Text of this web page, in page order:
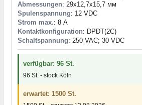
Abmessungen: 29x12,7x15,7 мм
Spulenspannung: 12 VDC
Strom max.: 8 А
Kontaktkonfiguration: DPDT(2C)
Schaltspannung: 250 VAC; 30 VDC
verfügbar: 96 St.
96 St. - stock Köln
erwartet: 1500 St.